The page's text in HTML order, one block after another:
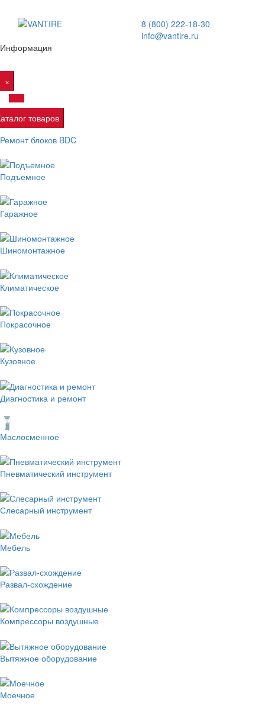
8 (800) 222-18-30
info@vantire.ru
Информация
×
товаров
Ремонт блоков BDC
Подъемное
Гаражное
Шиномонтажное
Климатическое
Покрасочное
Кузовное
Диагностика и ремонт
Маслосменное
Пневматический инструмент
Слесарный инструмент
Мебель
Развал-схождение
Компрессоры воздушные
Вытяжное оборудование
Моечное